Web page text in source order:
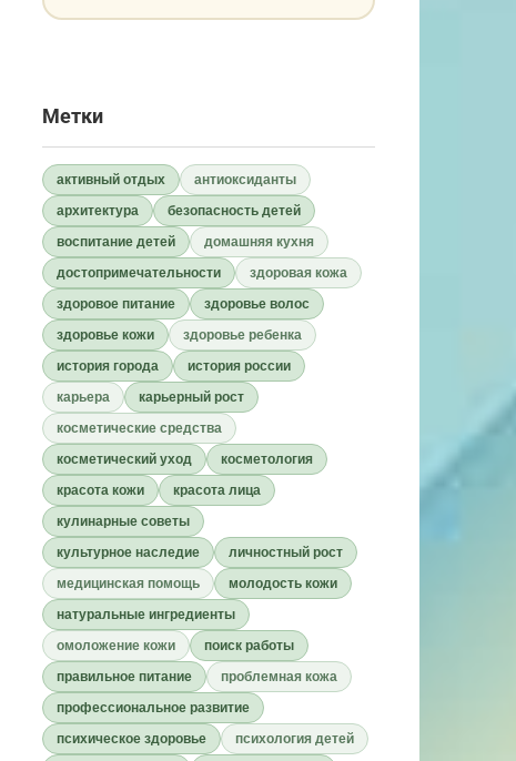
Метки
активный отдых
антиоксиданты
архитектура
безопасность детей
воспитание детей
домашняя кухня
достопримечательности
здоровая кожа
здоровое питание
здоровье волос
здоровье кожи
здоровье ребенка
история города
история россии
карьера
карьерный рост
косметические средства
косметический уход
косметология
красота кожи
красота лица
кулинарные советы
культурное наследие
личностный рост
медицинская помощь
молодость кожи
натуральные ингредиенты
омоложение кожи
поиск работы
правильное питание
проблемная кожа
профессиональное развитие
психическое здоровье
психология детей